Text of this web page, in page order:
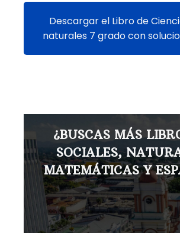
Descargar el Libro de
naturales 7 grado con
¿BUSCAS MÁS
SOCIALES,
MATEMÁTICAS Y